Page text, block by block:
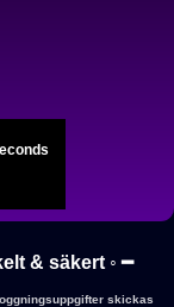
& säkert ◦ ━
skickas